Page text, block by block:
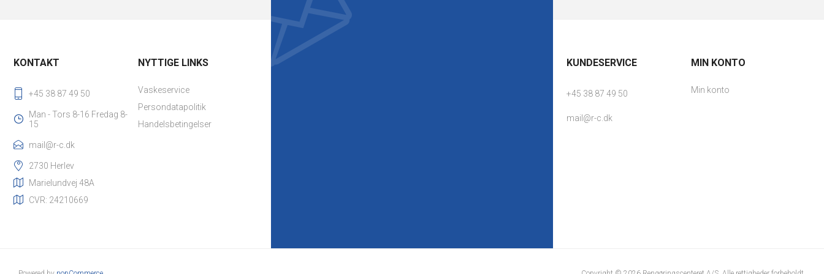
KONTAKT
+45 38 87 49 50
Man - Tors 8-16 Fredag 8-
15
mail@r-c.dk
2730 Herlev
Marielundvej 48A
CVR: 24210669
NYTTIGE LINKS
Vaskeservice
Persondatapolitik
Handelsbetingelser
KUNDESERVICE
+45 38 87 49 50
mail@r-c.dk
MIN KONTO
Min konto